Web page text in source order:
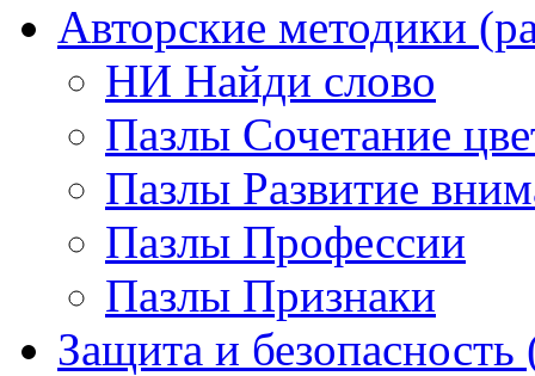
Авторские методики
НИ Найди слово
Пазлы Сочетание
Пазлы Развитие
Пазлы Профессии
Пазлы Признаки
Защита и безопасность